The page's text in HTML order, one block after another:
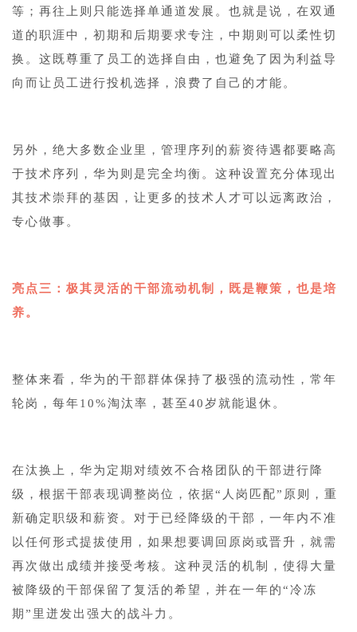
等；再往上则只能选择单通道发展。也就是说，在双通
道的职涯中，初期和后期要求专注，中期则可以柔性切
换。这既尊重了员工的选择自由，也避免了因为利益导
向而让员工进行投机选择，浪费了自己的才能。
另外，绝大多数企业里，管理序列的薪资待遇都要略高
于技术序列，华为则是完全均衡。这种设置充分体现出
其技术崇拜的基因，让更多的技术人才可以远离政治，
专心做事。
亮点三：极其灵活的干部流动机制，既是鞭策，也是培
养。
整体来看，华为的干部群体保持了极强的流动性，常年
轮岗，每年10%淘汰率，甚至40岁就能退休。
在汰换上，华为定期对绩效不合格团队的干部进行降
级，根据干部表现调整岗位，依据“人岗匹配”原则，重
新确定职级和薪资。对于已经降级的干部，一年内不准
以任何形式提拔使用，如果想要调回原岗或晋升，就需
再次做出成绩并接受考核。这种灵活的机制，使得大量
被降级的干部保留了复活的希望，并在一年的“冷冻
期”里迸发出强大的战斗力。